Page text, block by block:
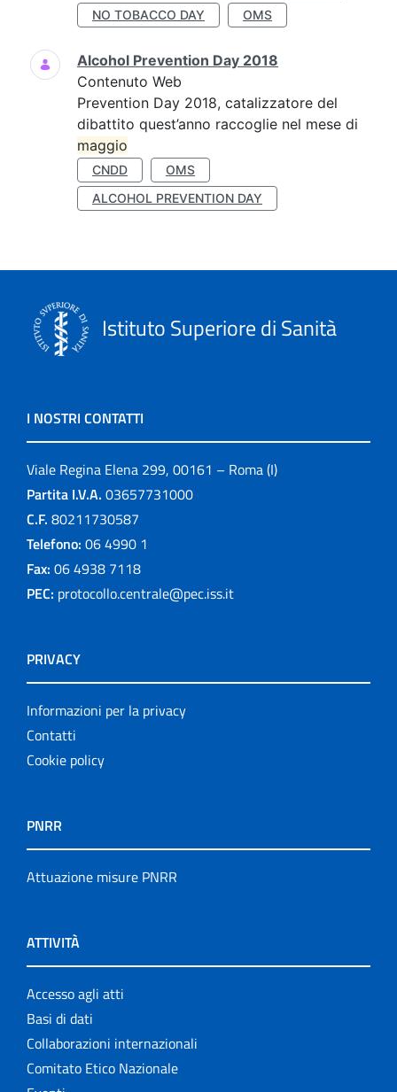
NO TOBACCO DAY
OMS
Alcohol Prevention Day 2018
Contenuto Web
Prevention Day 2018, catalizzatore del
dibattito quest’anno raccoglie nel mese di
maggio
CNDD
OMS
ALCOHOL PREVENTION DAY
Istituto Superiore di Sanità
I NOSTRI CONTATTI
Viale Regina Elena 299, 00161 – Roma (I)
Partita I.V.A. 03657731000
C.F. 80211730587
Telefono: 06 4990 1
Fax: 06 4938 7118
PEC: protocollo.centrale@pec.iss.it
PRIVACY
Informazioni per la privacy
Contatti
Cookie policy
PNRR
Attuazione misure PNRR
ATTIVITÀ
Accesso agli atti
Basi di dati
Collaborazioni internazionali
Comitato Etico Nazionale